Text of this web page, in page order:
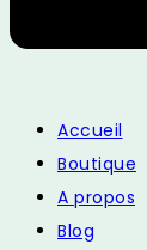
Accueil
Boutique
A propos
Blog